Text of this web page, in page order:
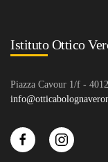
Istituto Ottico
Piazza Cavour 1/f -